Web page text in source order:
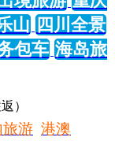
山 四川全景
包车 海岛旅
）
旅游 港澳